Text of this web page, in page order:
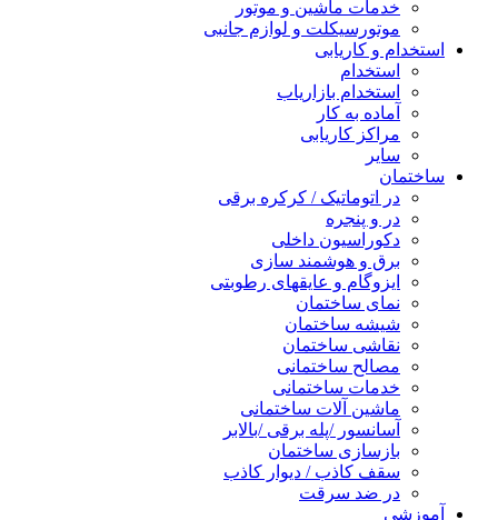
خدمات ماشین و موتور
موتورسیکلت و لوازم جانبی
استخدام و کاریابی
استخدام
استخدام بازاریاب
آماده به کار
مراکز کاریابی
سایر
ساختمان
در اتوماتیک / کرکره برقی
در و پنجره
دکوراسیون داخلی
برق و هوشمند سازی
ایزوگام و عایقهای رطوبتی
نمای ساختمان
شیشه ساختمان
نقاشی ساختمان
مصالح ساختمانی
خدمات ساختمانی
ماشین آلات ساختمانی
آسانسور /پله برقی /بالابر
بازسازی ساختمان
سقف کاذب / دیوار کاذب
در ضد سرقت
آموزشی